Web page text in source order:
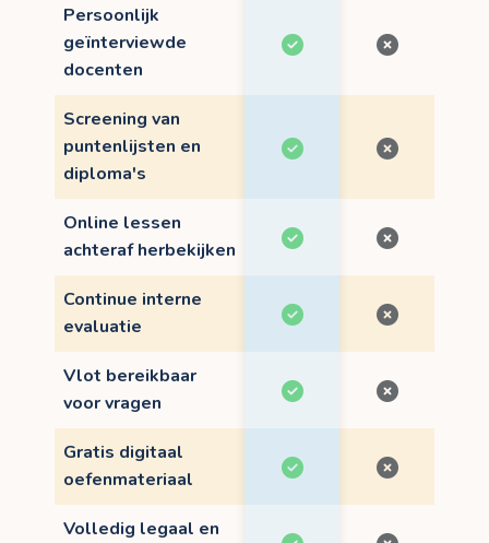
Persoonlijk
geïnterviewde
docenten
Screening van
puntenlijsten en
diploma's
Online lessen
achteraf herbekijken
Continue interne
evaluatie
Vlot bereikbaar
voor vragen
Gratis digitaal
oefenmateriaal
Volledig legaal en